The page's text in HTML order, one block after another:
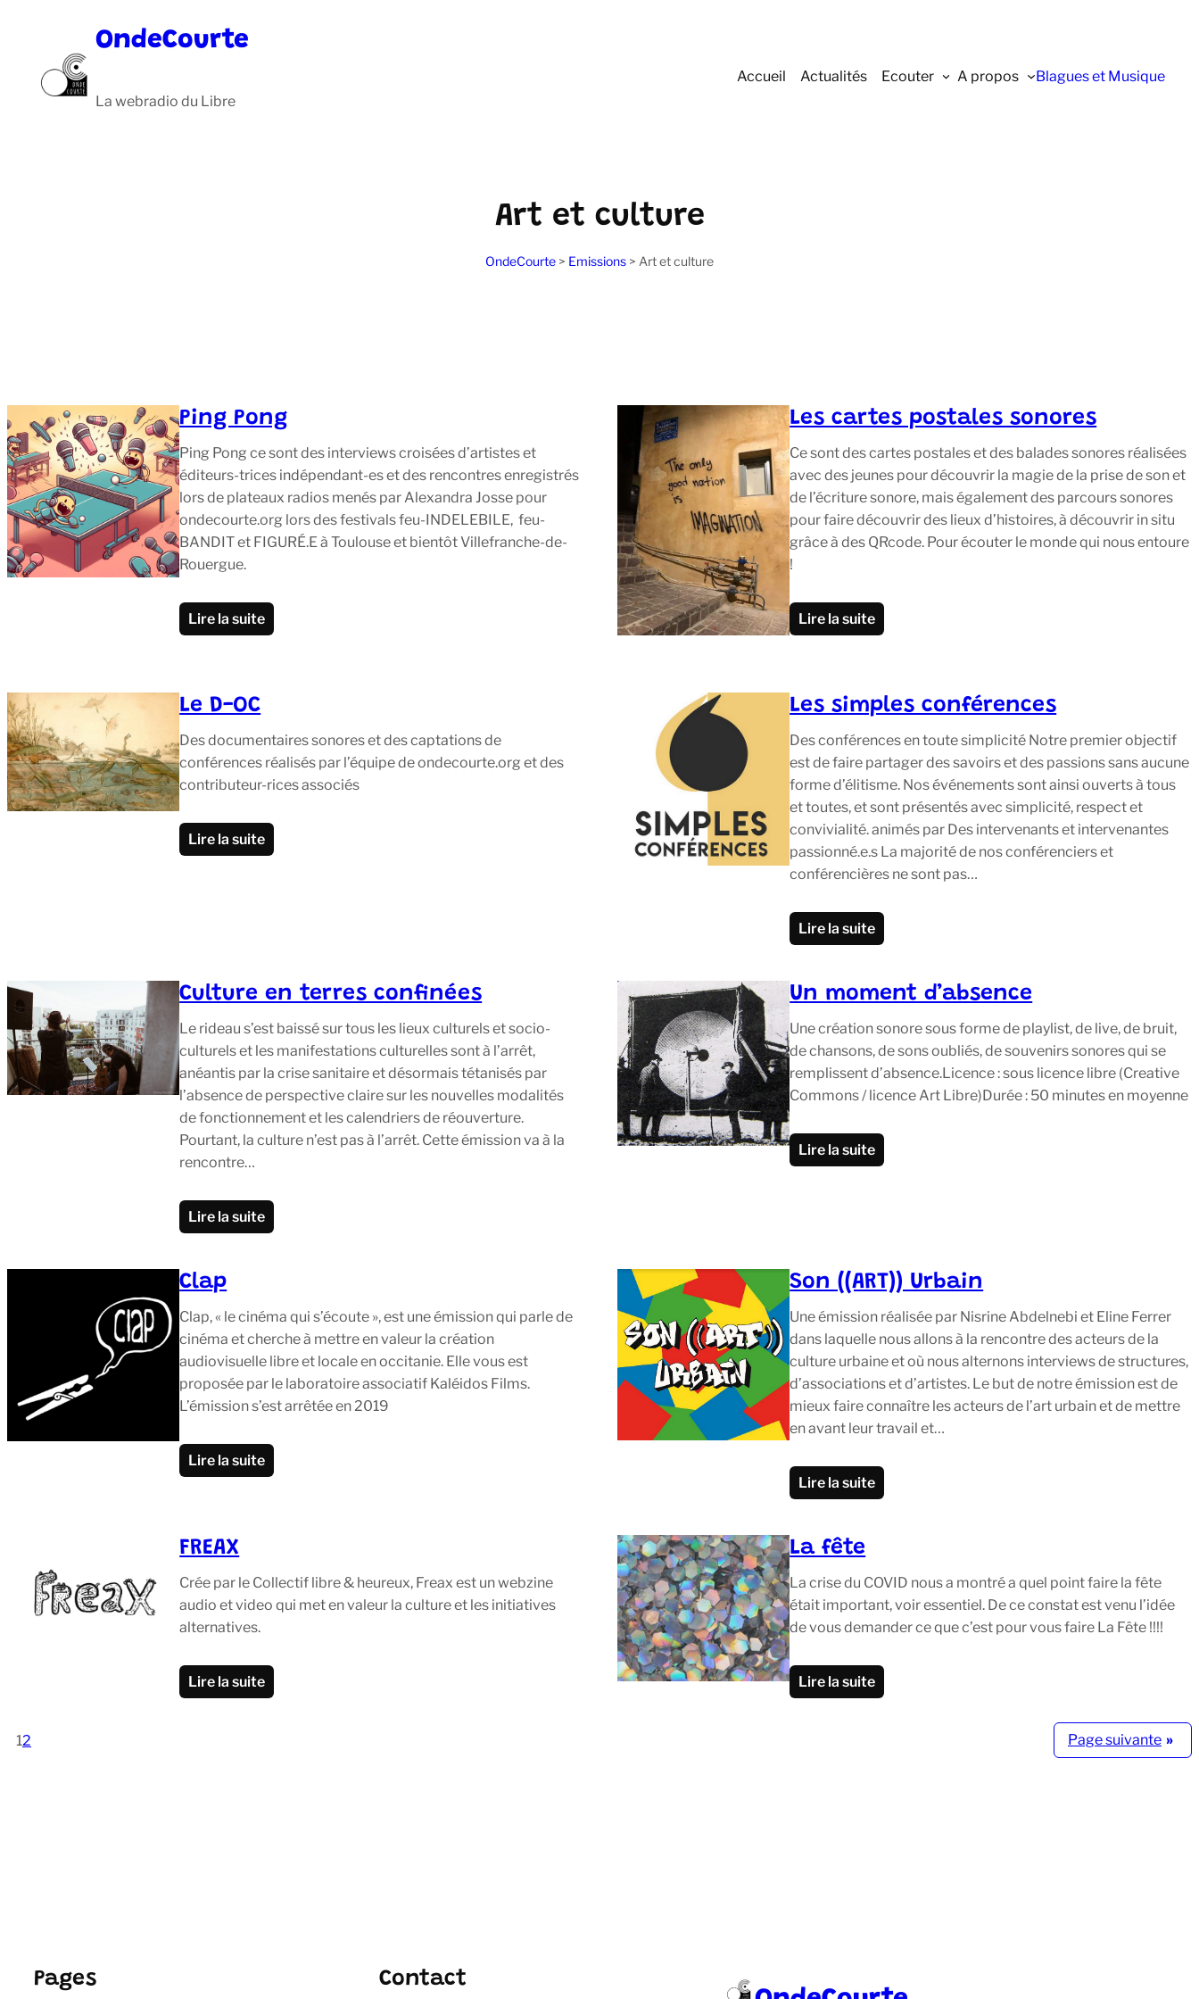
OndeCourte
La webradio du Libre
Accueil Actualités Ecouter A propos Blagues et Musique
Art et culture
OndeCourte > Emissions > Art et culture
Ping Pong
Ping Pong ce sont des interviews croisées d’artistes et
éditeurs-trices indépendant-es et des rencontres enregistrés
lors de plateaux radios menés par Alexandra Josse pour
ondecourte.org lors des festivals feu-INDELEBILE, feu-
BANDIT et FIGURÉ.E à Toulouse et bientôt Villefranche-de-
Rouergue.
Lire la suite
Les cartes postales sonores
Ce sont des cartes postales et des balades sonores réalisées
avec des jeunes pour découvrir la magie de la prise de son et
de l’écriture sonore, mais également des parcours sonores
pour faire découvrir des lieux d’histoires, à découvrir in situ
grâce à des QRcode. Pour écouter le monde qui nous entoure
!
Lire la suite
Le D-OC
Des documentaires sonores et des captations de
conférences réalisés par l’équipe de ondecourte.org et des
contributeur-rices associés
Lire la suite
Les simples conférences
Des conférences en toute simplicité Notre premier objectif
est de faire partager des savoirs et des passions sans aucune
forme d’élitisme. Nos événements sont ainsi ouverts à tous
et toutes, et sont présentés avec simplicité, respect et
convivialité. animés par Des intervenants et intervenantes
passionné.e.s La majorité de nos conférenciers et
conférencières ne sont pas…
Lire la suite
Culture en terres confinées
Le rideau s’est baissé sur tous les lieux culturels et socio-
culturels et les manifestations culturelles sont à l’arrêt,
anéantis par la crise sanitaire et désormais tétanisés par
l’absence de perspective claire sur les nouvelles modalités
de fonctionnement et les calendriers de réouverture.
Pourtant, la culture n’est pas à l’arrêt. Cette émission va à la
rencontre…
Lire la suite
Un moment d’absence
Une création sonore sous forme de playlist, de live, de bruit,
de chansons, de sons oubliés, de souvenirs sonores qui se
remplissent d’absence.Licence : sous licence libre (Creative
Commons / licence Art Libre)Durée : 50 minutes en moyenne
Lire la suite
Clap
Clap, « le cinéma qui s’écoute », est une émission qui parle de
cinéma et cherche à mettre en valeur la création
audiovisuelle libre et locale en occitanie. Elle vous est
proposée par le laboratoire associatif Kaléidos Films.
L’émission s’est arrêtée en 2019
Lire la suite
Son ((ART)) Urbain
Une émission réalisée par Nisrine Abdelnebi et Eline Ferrer
dans laquelle nous allons à la rencontre des acteurs de la
culture urbaine et où nous alternons interviews de structures,
d’associations et d’artistes. Le but de notre émission est de
mieux faire connaître les acteurs de l’art urbain et de mettre
en avant leur travail et…
Lire la suite
FREAX
Crée par le Collectif libre & heureux, Freax est un webzine
audio et video qui met en valeur la culture et les initiatives
alternatives.
Lire la suite
La fête
La crise du COVID nous a montré a quel point faire la fête
était important, voir essentiel. De ce constat est venu l’idée
de vous demander ce que c’est pour vous faire La Fête !!!!
Lire la suite
12 Page suivante »
Pages Contact